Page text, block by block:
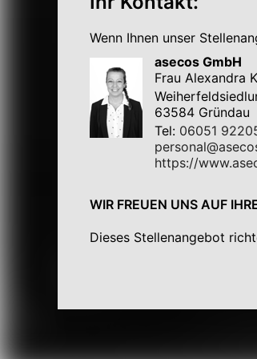
Wenn Ihnen unser
asecos GmbH
Frau Alexandra
63584 Gründau
Tel: 06051
https://
WIR FREUEN UNS AUF
Dieses Stellenangebot